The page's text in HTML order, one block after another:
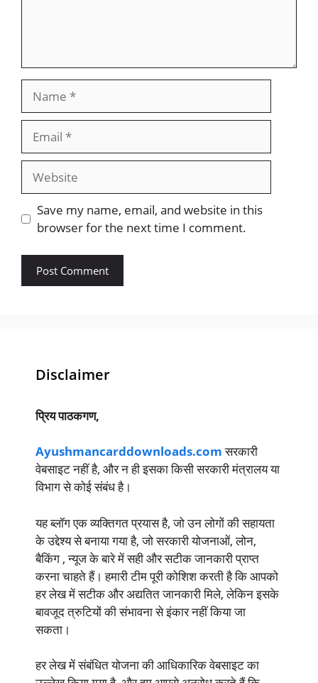
Website
Save my name, email, and website in this
browser for the next time I comment.
Disclaimer
प्रिय पाठकगण,
Ayushmancarddownloads.comसरकारी
वेबसाइट नहीं है, और न ही इसका किसी सरकारी मंत्रालय या
विभाग से कोई संबंध है।
यह ब्लॉग एक व्यक्तिगत प्रयास है, जो उन लोगों की सहायता
के उद्देश्य से बनाया गया है, जो सरकारी योजनाओं, लोन,
बैकिंग , न्यूज के बारे में सही और सटीक जानकारी प्राप्त
करना चाहते हैं। हमारी टीम पूरी कोशिश करती है कि आपको
हर लेख में सटीक और अद्यतित जानकारी मिले, लेकिन इसके
बावजूद त्रुटियों की संभावना से इंकार नहीं किया जा
सकता।
हर लेख में संबंधित योजना की आधिकारिक वेबसाइट का